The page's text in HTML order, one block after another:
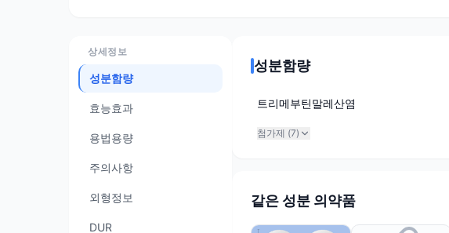
상세정보
성분함량
효능효과
용법용량
주의사항
외형정보
DUR
성분함량
트리메부틴말레산염
첨가제 (7)
같은 성분 의약품